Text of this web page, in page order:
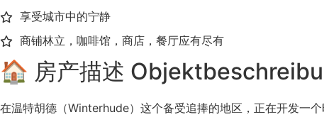
享受城市中的宁静
商铺林立，咖啡馆，商店，餐厅应有尽有
🏠 房产描述
在温特胡德（Winterhude）这个备受追捧的地区，正在开发一